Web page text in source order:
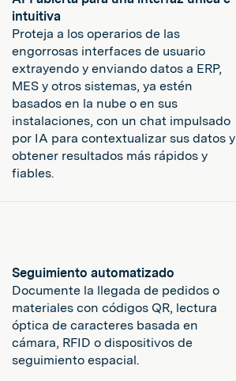
intuitiva
Proteja a los operarios de las
engorrosas interfaces de usuario
extrayendo y enviando datos a ERP,
MES y otros sistemas, ya estén
basados en la nube o en sus
instalaciones, con un chat impulsado
por IA para contextualizar sus datos y
obtener resultados más rápidos y
fiables.
Seguimiento automatizado
Documente la llegada de pedidos o
materiales con códigos QR, lectura
óptica de caracteres basada en
cámara, RFID o dispositivos de
seguimiento espacial.